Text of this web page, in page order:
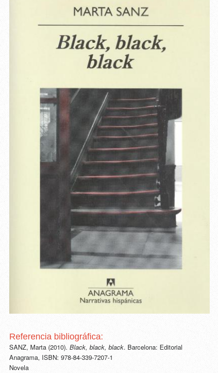
Referencia bibliográfica:
SANZ, Marta (2010).Black, black, black. Barcelona: Editorial
Anagrama, ISBN: 978-84-339-7207-1
Novela